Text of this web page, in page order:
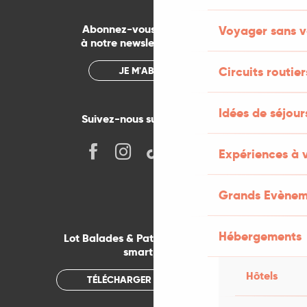
Voyager sans
Circuits
Idées de
Expériences à
Grands
Hébergements
Hôtels
Abonnez-vous gratuitement
à notre newsletter mensuelle
JE M'ABONNE
Suivez-nous sur les réseaux !
Lot Balades & Patrimoines sur votre
smartphone
TÉLÉCHARGER L'APPLICATION